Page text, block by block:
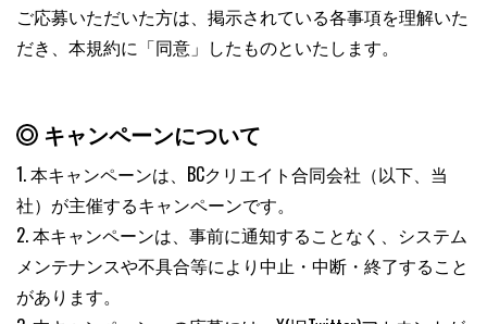
ご応募いただいた方は、掲示されている各事項を理解いた
だき、本規約に「同意」したものといたします。
キャンペーンについて
1. 本キャンペーンは、BCクリエイト合同会社（以下、当
社）が主催するキャンペーンです。
2. 本キャンペーンは、事前に通知することなく、システム
メンテナンスや不具合等により中止・中断・終了すること
があります。